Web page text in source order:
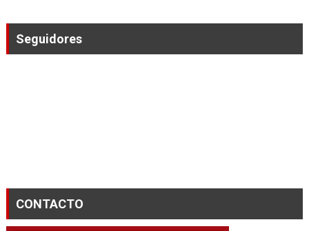
Seguidores
CONTACTO